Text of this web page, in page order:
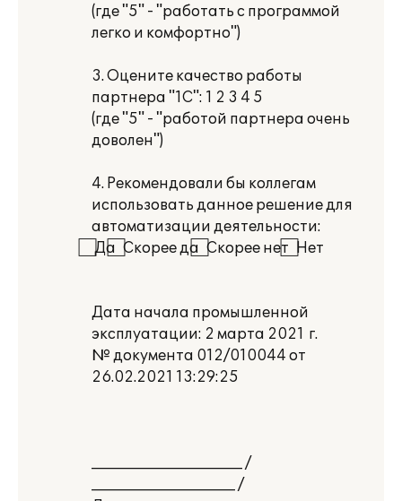
(где "5" - "работать с программой
легко и комфортно")
3. Оцените качество работы
партнера "1С": 1 2 3 4 5
(где "5" - "работой партнера очень
доволен")
4. Рекомендовали бы коллегам
использовать данное решение для
автоматизации деятельности:
⃞ Да ⃞ Скорее да ⃞ Скорее нет ⃞ Нет
Дата начала промышленной
эксплуатации: 2 марта 2021 г.
№ документа 012/010044 от
26.02.2021 13:29:25
_____________________ /
____________________ /